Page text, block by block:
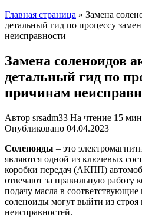
Главная страница » Замена
детальный гид по процессу
неисправности
Замена соленоидов
детальный гид по
причинам
Автор srsadm33 На чтение 15 мин
Опубликовано 04.04.2023
Соленоиды – это
являются одной из ключевых
коробки передач (АКПП)
отвечают за правильную работу
подачу масла в
соленоиды могут выйти из строя
неисправностей.